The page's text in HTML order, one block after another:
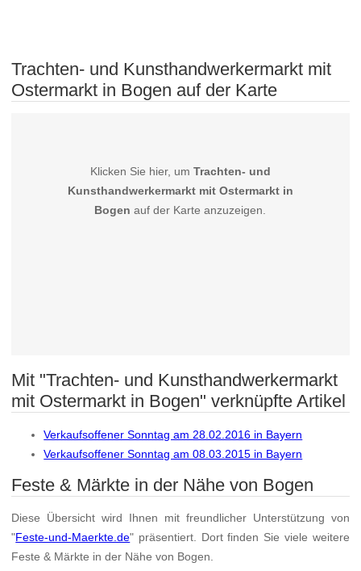
Trachten- und Kunsthandwerkermarkt mit
Ostermarkt in Bogen auf der Karte
Klicken Sie hier, um Trachten- und
Kunsthandwerkermarkt mit Ostermarkt in
Bogen auf der Karte anzuzeigen.
Mit "Trachten- und Kunsthandwerkermarkt
mit Ostermarkt in Bogen" verknüpfte Artikel
Verkaufsoffener Sonntag am 28.02.2016 in Bayern
Verkaufsoffener Sonntag am 08.03.2015 in Bayern
Feste & Märkte in der Nähe von Bogen
Diese Übersicht wird Ihnen mit freundlicher Unterstützung von
"Feste-und-Maerkte.de" präsentiert. Dort finden Sie viele weitere
Feste & Märkte in der Nähe von Bogen.